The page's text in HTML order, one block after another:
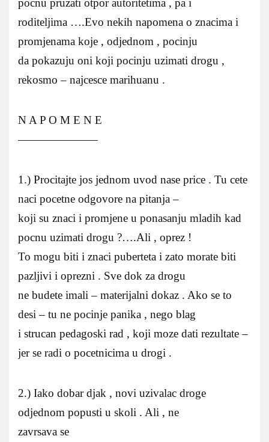
roditeljima ….Evo nekih napomena o znacima i
promjenama koje , odjednom , pocinju
da pokazuju oni koji pocinju uzimati drogu ,
rekosmo – najcesce marihuanu .
N A P O M E N E
———————
1.) Procitajte jos jednom uvod nase price . Tu cete
naci pocetne odgovore na pitanja –
koji su znaci i promjene u ponasanju mladih kad
pocnu uzimati drogu ?….Ali , oprez !
To mogu biti i znaci puberteta i zato morate biti
pazljivi i oprezni . Sve dok za drogu
ne budete imali – materijalni dokaz . Ako se to
desi – tu ne pocinje panika , nego blag
i strucan pedagoski rad , koji moze dati rezultate –
jer se radi o pocetnicima u drogi .
2.) Iako dobar djak , novi uzivalac droge
odjednom popusti u skoli . Ali , ne
zavrsava se